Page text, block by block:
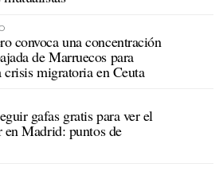
convoca una concentración
de Marruecos para
crisis migratoria en Ceuta
gafas gratis para ver el
en Madrid: puntos de